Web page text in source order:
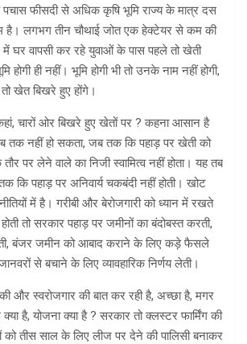
फीसदी से अधिक कृषि भूमि राज्य के मात्र दस
है। लगभग तीन चौथाई जोत एक हेक्टेयर से कम की
में घर वापसी कर रहे युवाओं के पास पहले तो खेती
होगी ही नहीं। भूमि होगी भी तो उनके नाम नहीं होगी,
खेत बिखरे हुए होंगे।
चारों ओर बिखरे हुए खेतों पर ? कहना आसान है
तक नहीं हो सकता, जब तक कि पहाड़ पर खेती को
पर लेने वाले का निजी स्वामित्व नहीं होता। यह तब
पहाड़ पर अनिवार्य चकबंदी नहीं होती। खोट
में है। गरीबी और बेरोजगारी को ध्यान में रखते
होती तो सरकार पहाड़ पर जमीनों का बंदोबस्त करती,
बंजर जमीन को आबाद कराने के लिए कड़े फैसले
से बचाने के लिए व्यावहारिक निर्णय लेती।
और स्वरोजगार की बात कर रही है, अच्छा है, मगर
है, योजना क्या है ? सरकार तो क्लस्टर फार्मिंग की
को तीस साल के लिए लीज पर देने की पालिसी बनाकर